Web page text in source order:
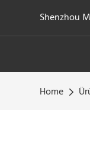
Shenzhou
Home